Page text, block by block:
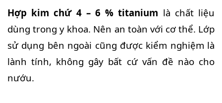
Hợp kim chứ 4 – 6 % titanium là chất liệu
dùng trong y khoa. Nên an toàn với cơ thể. Lớp
sử dụng bên ngoài cũng được kiểm nghiệm là
lành tính, không gây bất cứ vấn đề nào cho
nướu.